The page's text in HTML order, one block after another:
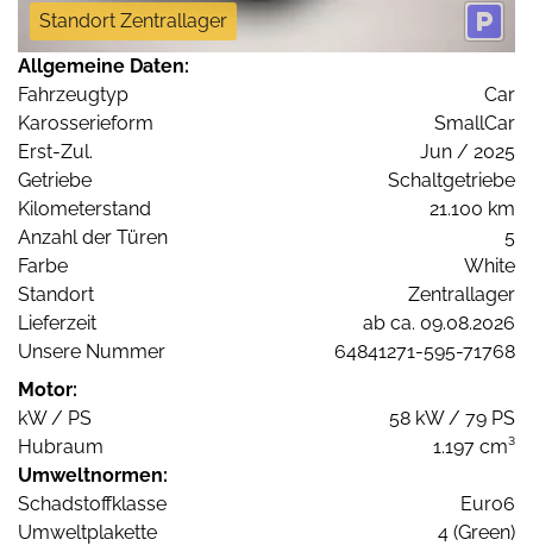
Standort Zentrallager
Allgemeine Daten:
Fahrzeugtyp
Car
Karosserieform
SmallCar
Erst-Zul.
Jun / 2025
Getriebe
Schaltgetriebe
Kilometerstand
21.100 km
Anzahl der Türen
5
Farbe
White
Standort
Zentrallager
Lieferzeit
ab ca. 09.08.2026
Unsere Nummer
64841271-595-71768
Motor:
kW / PS
58 kW / 79 PS
Hubraum
1.197 cm³
Umweltnormen:
Schadstoffklasse
Euro6
Umweltplakette
4 (Green)